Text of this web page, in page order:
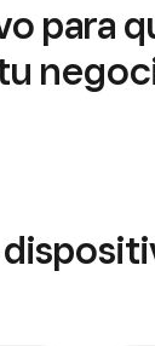
para